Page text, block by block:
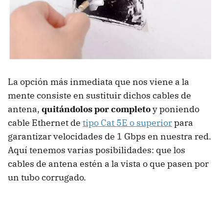
La opción más inmediata que nos viene a la
mente consiste en sustituir dichos cables de
antena, quitándolos por completoy poniendo
cable Ethernet de tipo Cat 5E o superiorpara
garantizar velocidades de 1 Gbps en nuestra red.
Aquí tenemos varias posibilidades: que los
cables de antena estén a la vista o que pasen por
un tubo corrugado.